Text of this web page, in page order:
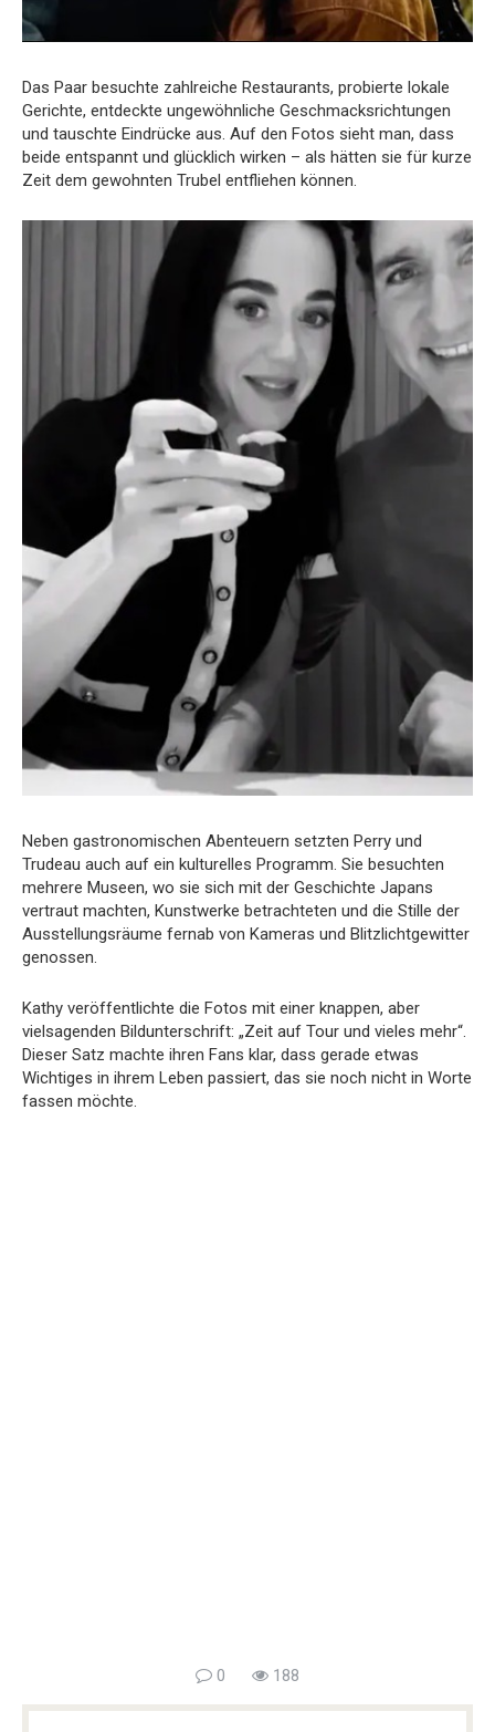
Das Paar besuchte zahlreiche Restaurants, probierte lokale
Gerichte, entdeckte ungewöhnliche Geschmacksrichtungen
und tauschte Eindrücke aus. Auf den Fotos sieht man, dass
beide entspannt und glücklich wirken – als hätten sie für kurze
Zeit dem gewohnten Trubel entfliehen können.
Neben gastronomischen Abenteuern setzten Perry und
Trudeau auch auf ein kulturelles Programm. Sie besuchten
mehrere Museen, wo sie sich mit der Geschichte Japans
vertraut machten, Kunstwerke betrachteten und die Stille der
Ausstellungsräume fernab von Kameras und Blitzlichtgewitter
genossen.
Kathy veröffentlichte die Fotos mit einer knappen, aber
vielsagenden Bildunterschrift: „Zeit auf Tour und vieles mehr“.
Dieser Satz machte ihren Fans klar, dass gerade etwas
Wichtiges in ihrem Leben passiert, das sie noch nicht in Worte
fassen möchte.
0 188